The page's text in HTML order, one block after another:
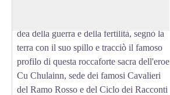
dea della guerra e della fertilità, segnò la
terra con il suo spillo e tracciò il famoso
profilo di questa roccaforte sacra dell'eroe
Cu Chulainn, sede dei famosi Cavalieri
del Ramo Rosso e del Ciclo dei Racconti